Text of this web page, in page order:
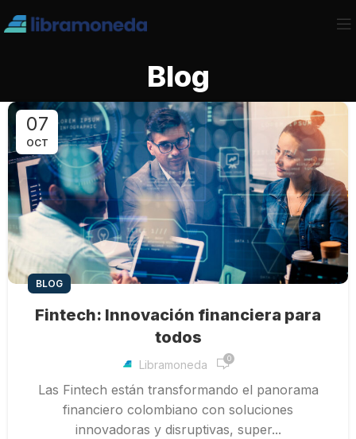
Blog
07
OCT
BLOG
Fintech: Innovación financiera para
todos
Libramoneda 0
Las Fintech están transformando el panorama
financiero colombiano con soluciones
innovadoras y disruptivas, super...